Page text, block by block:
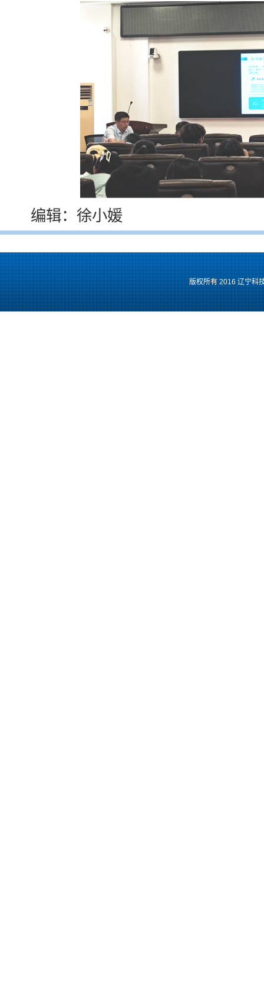
编辑：徐小媛
版权所有 2016 辽宁